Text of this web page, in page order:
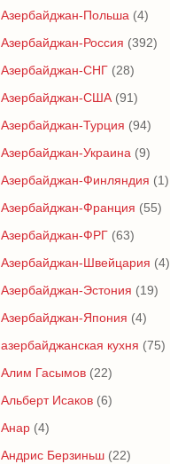
Азербайджан-Польша (4)
Азербайджан-Россия (392)
Азербайджан-СНГ (28)
Азербайджан-США (91)
Азербайджан-Турция (94)
Азербайджан-Украина (9)
Азербайджан-Финляндия (1)
Азербайджан-Франция (55)
Азербайджан-ФРГ (63)
Азербайджан-Швейцария (4)
Азербайджан-Эстония (19)
Азербайджан-Япония (4)
азербайджанская кухня (75)
Алим Гасымов (22)
Альберт Исаков (6)
Анар (4)
Андрис Берзиньш (22)